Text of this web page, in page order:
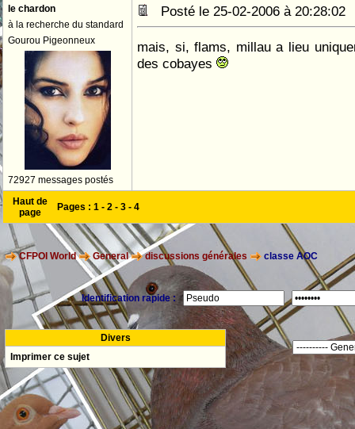
le chardon
à la recherche du standard
Gourou Pigeonneux
72927 messages postés
Posté le 25-02-2006 à
mais, si, flams, millau a lieu
des cobayes
Haut de
page
Pages : 1 - 2 - 3 - 4
CFPOI World General discussions générales classe AOC
Identification rapide :
Divers
Imprimer ce sujet